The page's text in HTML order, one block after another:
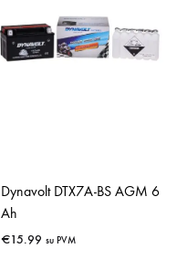
Dynavolt DTX7A-BS AGM 6
Ah
€15.99 su PVM